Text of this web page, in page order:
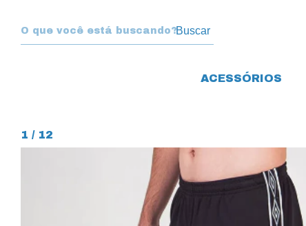
Buscar
ACESSÓRIOS
1 / 12